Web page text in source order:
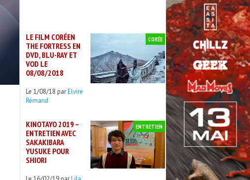
LE FILM CORÉEN
THE FORTRESS EN
DVD, BLU-RAY ET
VOD LE
08/08/2018
Le 1/08/18 parElvire
Rémand
CORÉE
KINOTAYO 2019 –
ENTRETIEN AVEC
SAKAKIBARA
YUSUKE POUR
SHIORI
ENTRETIEN